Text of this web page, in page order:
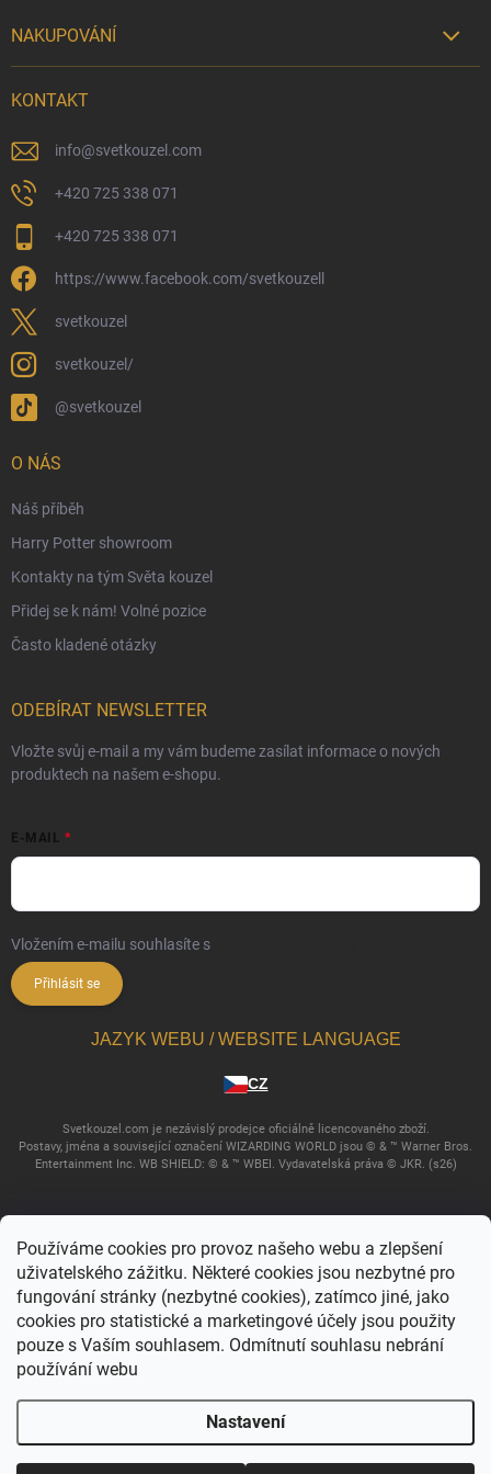
Používáme cookies pro provoz našeho webu a zlepšení
uživatelského zážitku. Některé cookies jsou nezbytné pro
fungování stránky (nezbytné cookies), zatímco jiné, jako
cookies pro statistické a marketingové účely jsou použity
pouze s Vaším souhlasem. Odmítnutí souhlasu nebrání
používání webu
Nastavení
NAKUPOVÁNÍ 
Kamenný obchod
Dárkový rádce 🎁
Reklamace a vrácení zboží
Věrnostní program
Velkoobchod
Ekologické balení objednávek
Podmínky ochrany osobních údajů
Ochranné známky a autorská práva
KONTAKT
info@svetkouzel.com
+420 725 338 071
+420 725 338 071
https://www.facebook.com/svetkouzell
svetkouzel
svetkouzel/
@svetkouzel
O NÁS
Náš příběh
Harry Potter showroom
Kontakty na tým Světa kouzel
Přidej se k nám! Volné pozice
Často kladené otázky
ODEBÍRAT NEWSLETTER
Vložte svůj e-mail a my vám budeme zasílat informace o nových
produktech na našem e-shopu.
E-MAIL
Vložením e-mailu souhlasíte s
Přihlásit se
JAZYK WEBU / WEBSITE LANGUAGE
CZ
Svetkouzel.com je nezávislý prodejce oficiálně licencovaného zboží.
Postavy, jména a související označení WIZARDING WORLD jsou © & ™ Warner Bros.
Entertainment Inc. WB SHIELD: © & ™ WBEI. Vydavatelská práva © JKR. (s26)
Vytvořil Shoptet